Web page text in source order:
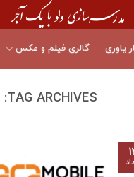
یاوری گالری فیلم و عکس
TAG ARCHIVES: